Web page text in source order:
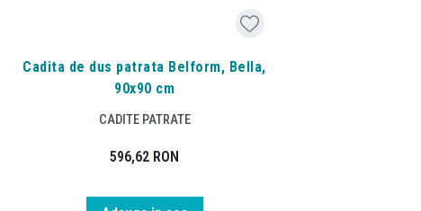
Cadita de dus patrata Belform, Bella,
90x90 cm
CADITE PATRATE
596,62 RON